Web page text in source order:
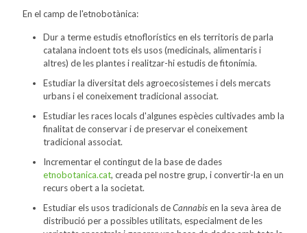
En el camp de l'etnobotànica:
Dur a terme estudis etnoflorístics en els territoris de parla
catalana incloent tots els usos (medicinals, alimentaris i
altres) de les plantes i realitzar-hi estudis de fitonímia.
Estudiar la diversitat dels agroecosistemes i dels mercats
urbans i el coneixement tradicional associat.
Estudiar les races locals d'algunes espècies cultivades amb la
finalitat de conservar i de preservar el coneixement
tradicional associat.
Incrementar el contingut de la base de dades
etnobotanica.cat, creada pel nostre grup, i convertir-la en un
recurs obert a la societat.
Estudiar els usos tradicionals deCannabisen la seva àrea de
distribució per a possibles utilitats, especialment de les